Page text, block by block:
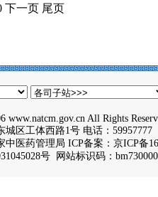
下一页 尾页
www.natcm.gov.cn All Rights
城区工体西路1号 电话：59957777
中医药管理局 ICP备案： 京ICP备
号 网站标识码：